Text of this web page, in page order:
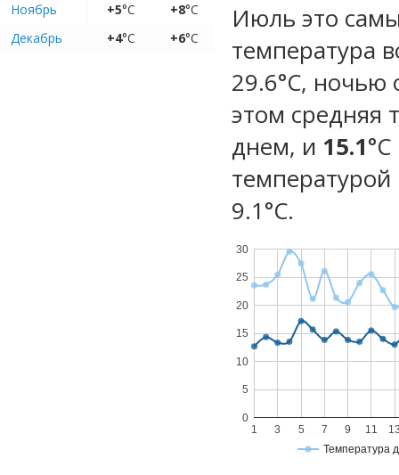
Ноябрь
+5°C +8°C
Декабрь
+4°C +6°C
Июль это
температура
29.6°C, ночью
этом средняя
днем, и 15.1
температурой
9.1°С.
Температура
1 3 5 7 9 11
0
5
10
15
20
25
30